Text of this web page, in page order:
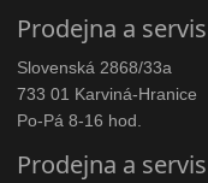
Prodejna a
Slovenská 2868/33a
733 01 Karviná-Hranice
Po-Pá 8-16 hod.
Prodejna a